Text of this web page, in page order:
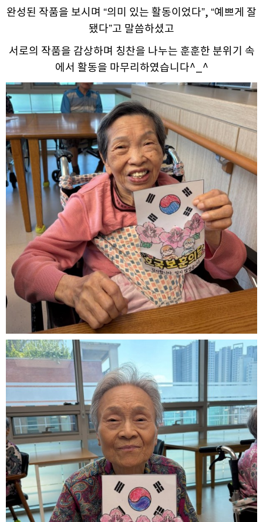
완성된 작품을 보시며 “의미 있는 활동이었다”, “예쁘게 잘
됐다”고 말씀하셨고
서로의 작품을 감상하며 칭찬을 나누는 훈훈한 분위기 속
에서 활동을 마무리하였습니다^_^